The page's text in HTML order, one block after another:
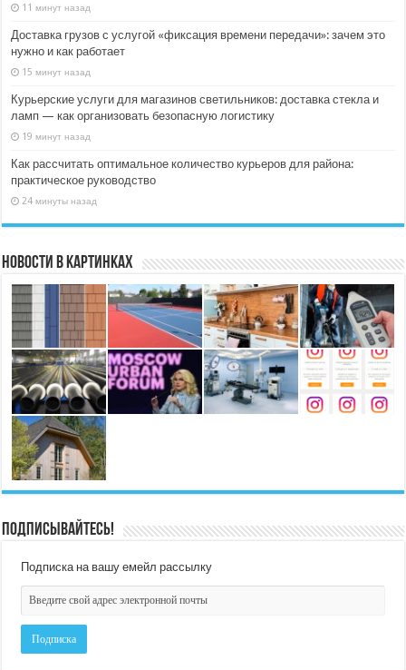
11 минут назад
Доставка грузов с услугой «фиксация времени передачи»: зачем это
нужно и как работает
15 минут назад
Курьерские услуги для магазинов светильников: доставка стекла и
ламп — как организовать безопасную логистику
19 минут назад
Как рассчитать оптимальное количество курьеров для района:
практическое руководство
24 минуты назад
Новости в картинках
Подписывайтесь!
Подписка на вашу емейл рассылку